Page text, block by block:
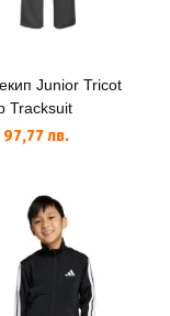
Junior Tricot
Tracksuit
97,77 лв.